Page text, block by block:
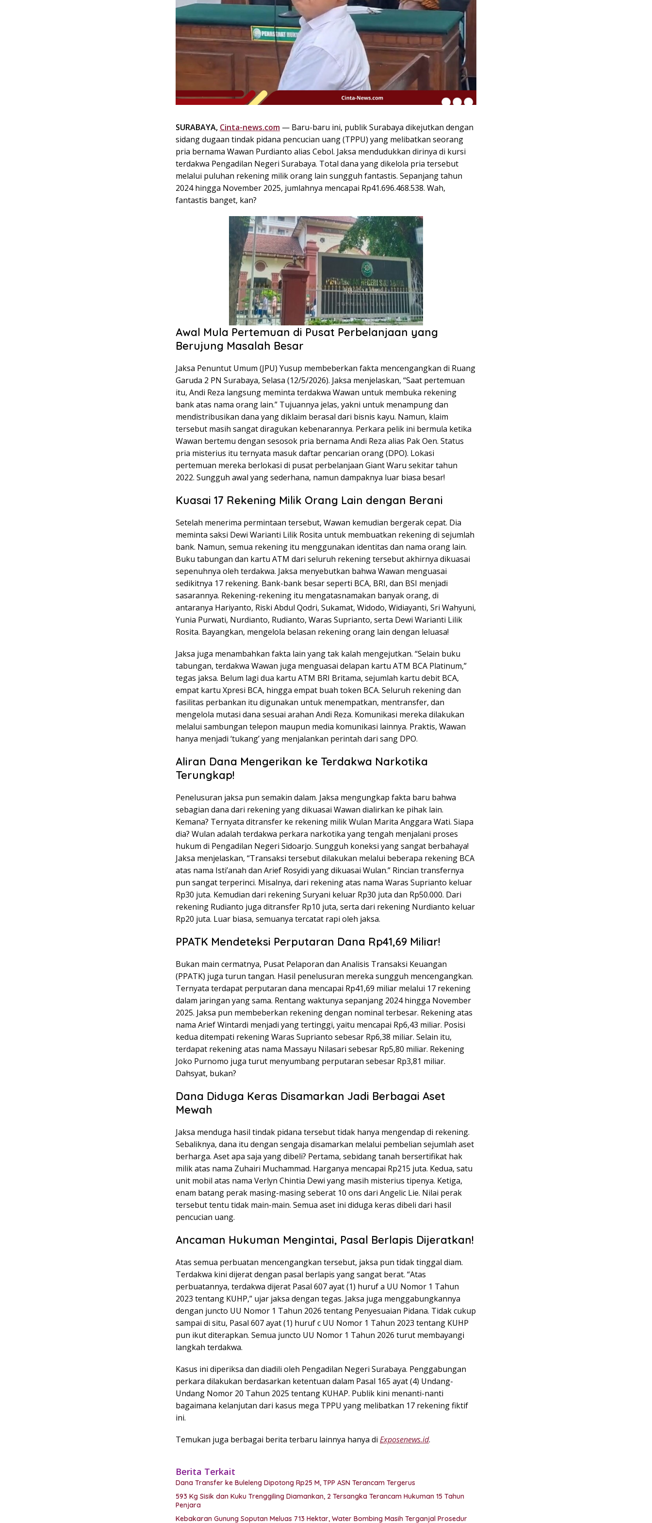
k
n
i
u
h
n
s
p
r
a
s
i
SURABAYA, Cinta-news.com — Baru-baru ini, publik Surabaya dikejutkan dengan
sidang dugaan tindak pidana pencucian uang (TPPU) yang melibatkan seorang
pria bernama Wawan Purdianto alias Cebol. Jaksa mendudukkan dirinya di kursi
terdakwa Pengadilan Negeri Surabaya. Total dana yang dikelola pria tersebut
melalui puluhan rekening milik orang lain sungguh fantastis. Sepanjang tahun
2024 hingga November 2025, jumlahnya mencapai Rp41.696.468.538. Wah,
fantastis banget, kan?
Awal Mula Pertemuan di Pusat Perbelanjaan yang
Berujung Masalah Besar
Jaksa Penuntut Umum (JPU) Yusup membeberkan fakta mencengangkan di Ruang
Garuda 2 PN Surabaya, Selasa (12/5/2026). Jaksa menjelaskan, “Saat pertemuan
itu, Andi Reza langsung meminta terdakwa Wawan untuk membuka rekening
bank atas nama orang lain.” Tujuannya jelas, yakni untuk menampung dan
mendistribusikan dana yang diklaim berasal dari bisnis kayu. Namun, klaim
tersebut masih sangat diragukan kebenarannya. Perkara pelik ini bermula ketika
Wawan bertemu dengan sesosok pria bernama Andi Reza alias Pak Oen. Status
pria misterius itu ternyata masuk daftar pencarian orang (DPO). Lokasi
pertemuan mereka berlokasi di pusat perbelanjaan Giant Waru sekitar tahun
2022. Sungguh awal yang sederhana, namun dampaknya luar biasa besar!
Kuasai 17 Rekening Milik Orang Lain dengan Berani
Setelah menerima permintaan tersebut, Wawan kemudian bergerak cepat. Dia
meminta saksi Dewi Warianti Lilik Rosita untuk membuatkan rekening di sejumlah
bank. Namun, semua rekening itu menggunakan identitas dan nama orang lain.
Buku tabungan dan kartu ATM dari seluruh rekening tersebut akhirnya dikuasai
sepenuhnya oleh terdakwa. Jaksa menyebutkan bahwa Wawan menguasai
sedikitnya 17 rekening. Bank-bank besar seperti BCA, BRI, dan BSI menjadi
sasarannya. Rekening-rekening itu mengatasnamakan banyak orang, di
antaranya Hariyanto, Riski Abdul Qodri, Sukamat, Widodo, Widiayanti, Sri Wahyuni,
Yunia Purwati, Nurdianto, Rudianto, Waras Suprianto, serta Dewi Warianti Lilik
Rosita. Bayangkan, mengelola belasan rekening orang lain dengan leluasa!
Jaksa juga menambahkan fakta lain yang tak kalah mengejutkan. “Selain buku
tabungan, terdakwa Wawan juga menguasai delapan kartu ATM BCA Platinum,”
tegas jaksa. Belum lagi dua kartu ATM BRI Britama, sejumlah kartu debit BCA,
empat kartu Xpresi BCA, hingga empat buah token BCA. Seluruh rekening dan
fasilitas perbankan itu digunakan untuk menempatkan, mentransfer, dan
mengelola mutasi dana sesuai arahan Andi Reza. Komunikasi mereka dilakukan
melalui sambungan telepon maupun media komunikasi lainnya. Praktis, Wawan
hanya menjadi ‘tukang’ yang menjalankan perintah dari sang DPO.
Aliran Dana Mengerikan ke Terdakwa Narkotika
Terungkap!
Penelusuran jaksa pun semakin dalam. Jaksa mengungkap fakta baru bahwa
sebagian dana dari rekening yang dikuasai Wawan dialirkan ke pihak lain.
Kemana? Ternyata ditransfer ke rekening milik Wulan Marita Anggara Wati. Siapa
dia? Wulan adalah terdakwa perkara narkotika yang tengah menjalani proses
hukum di Pengadilan Negeri Sidoarjo. Sungguh koneksi yang sangat berbahaya!
Jaksa menjelaskan, “Transaksi tersebut dilakukan melalui beberapa rekening BCA
atas nama Isti’anah dan Arief Rosyidi yang dikuasai Wulan.” Rincian transfernya
pun sangat terperinci. Misalnya, dari rekening atas nama Waras Suprianto keluar
Rp30 juta. Kemudian dari rekening Suryani keluar Rp30 juta dan Rp50.000. Dari
rekening Rudianto juga ditransfer Rp10 juta, serta dari rekening Nurdianto keluar
Rp20 juta. Luar biasa, semuanya tercatat rapi oleh jaksa.
PPATK Mendeteksi Perputaran Dana Rp41,69 Miliar!
Bukan main cermatnya, Pusat Pelaporan dan Analisis Transaksi Keuangan
(PPATK) juga turun tangan. Hasil penelusuran mereka sungguh mencengangkan.
Ternyata terdapat perputaran dana mencapai Rp41,69 miliar melalui 17 rekening
dalam jaringan yang sama. Rentang waktunya sepanjang 2024 hingga November
2025. Jaksa pun membeberkan rekening dengan nominal terbesar. Rekening atas
nama Arief Wintardi menjadi yang tertinggi, yaitu mencapai Rp6,43 miliar. Posisi
kedua ditempati rekening Waras Suprianto sebesar Rp6,38 miliar. Selain itu,
terdapat rekening atas nama Massayu Nilasari sebesar Rp5,80 miliar. Rekening
Joko Purnomo juga turut menyumbang perputaran sebesar Rp3,81 miliar.
Dahsyat, bukan?
Dana Diduga Keras Disamarkan Jadi Berbagai Aset
Mewah
Jaksa menduga hasil tindak pidana tersebut tidak hanya mengendap di rekening.
Sebaliknya, dana itu dengan sengaja disamarkan melalui pembelian sejumlah aset
berharga. Aset apa saja yang dibeli? Pertama, sebidang tanah bersertifikat hak
milik atas nama Zuhairi Muchammad. Harganya mencapai Rp215 juta. Kedua, satu
unit mobil atas nama Verlyn Chintia Dewi yang masih misterius tipenya. Ketiga,
enam batang perak masing-masing seberat 10 ons dari Angelic Lie. Nilai perak
tersebut tentu tidak main-main. Semua aset ini diduga keras dibeli dari hasil
pencucian uang.
Ancaman Hukuman Mengintai, Pasal Berlapis Dijeratkan!
Atas semua perbuatan mencengangkan tersebut, jaksa pun tidak tinggal diam.
Terdakwa kini dijerat dengan pasal berlapis yang sangat berat. “Atas
perbuatannya, terdakwa dijerat Pasal 607 ayat (1) huruf a UU Nomor 1 Tahun
2023 tentang KUHP,” ujar jaksa dengan tegas. Jaksa juga menggabungkannya
dengan juncto UU Nomor 1 Tahun 2026 tentang Penyesuaian Pidana. Tidak cukup
sampai di situ, Pasal 607 ayat (1) huruf c UU Nomor 1 Tahun 2023 tentang KUHP
pun ikut diterapkan. Semua juncto UU Nomor 1 Tahun 2026 turut membayangi
langkah terdakwa.
Kasus ini diperiksa dan diadili oleh Pengadilan Negeri Surabaya. Penggabungan
perkara dilakukan berdasarkan ketentuan dalam Pasal 165 ayat (4) Undang-
Undang Nomor 20 Tahun 2025 tentang KUHAP. Publik kini menanti-nanti
bagaimana kelanjutan dari kasus mega TPPU yang melibatkan 17 rekening fiktif
ini.
Temukan juga berbagai berita terbaru lainnya hanya di Exposenews.id.
Berita Terkait
Dana Transfer ke Buleleng Dipotong Rp25 M, TPP ASN Terancam Tergerus
593 Kg Sisik dan Kuku Trenggiling Diamankan, 2 Tersangka Terancam Hukuman 15 Tahun
Penjara
Kebakaran Gunung Soputan Meluas 713 Hektar, Water Bombing Masih Terganjal Prosedur